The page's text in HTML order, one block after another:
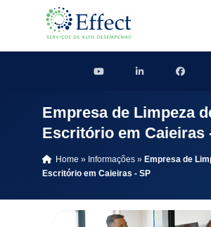
Empresa de Limpeza
Escritório em Caieiras
Home » Informações » Empresa de
Escritório em Caieiras - SP